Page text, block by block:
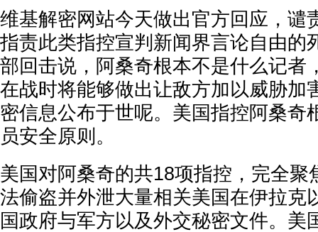
维基解密网站今天做出官方回应，谴
指责此类指控宣判新闻界言论自由的
部回击说，阿桑奇根本不是什么记者
在战时将能够做出让敌方加以威胁加
密信息公布于世呢。美国指控阿桑奇
员安全原则。
美国对阿桑奇的共18项指控，完全聚
法偷盗并外泄大量相关美国在伊拉克
国政府与军方以及外交秘密文件。美